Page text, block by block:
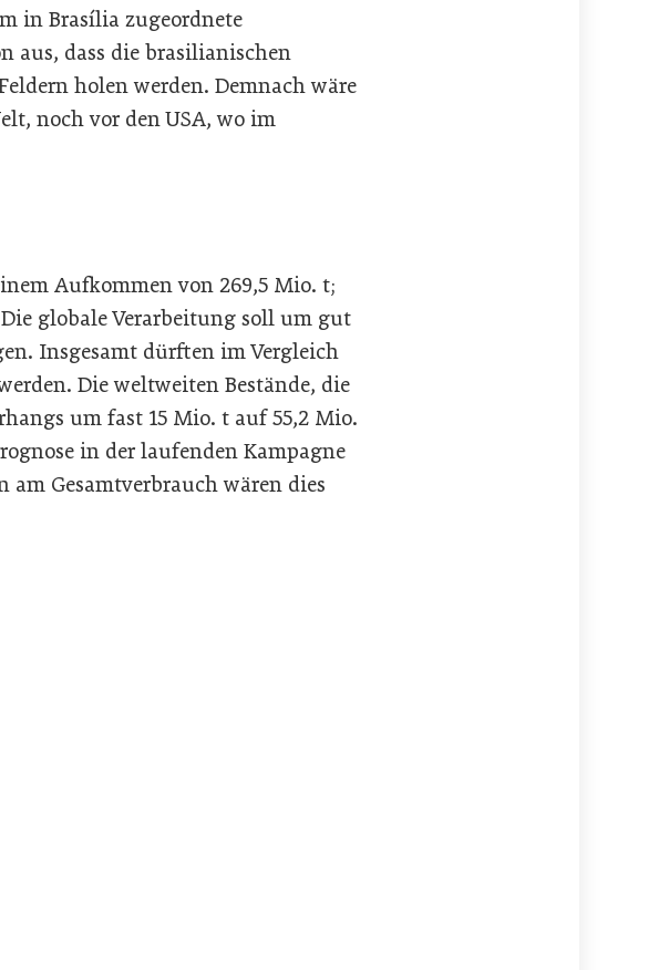
in Brasília zugeordnete
aus, dass die brasilianischen
holen werden. Demnach wäre
noch vor den USA, wo im
Aufkommen von 269,5 Mio. t;
globale Verarbeitung soll um gut
Insgesamt dürften im Vergleich
Die weltweiten Bestände, die
um fast 15 Mio. t auf 55,2 Mio.
in der laufenden Kampagne
Gesamtverbrauch wären dies